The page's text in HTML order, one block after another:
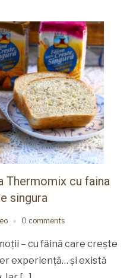
Thermomix cu faina
singura
0 comments
– cu făină care crește
experiență… și există